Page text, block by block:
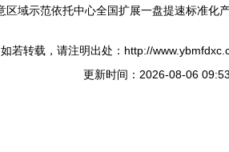
域示范依托中心全国扩展一盘提速标准
如若转载，请注明出处：http://
更新时间：2026-08-06